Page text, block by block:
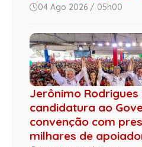
04 Ago 2026 / 05h00
Jerônimo
candidatura ao
convenção com
milhares de